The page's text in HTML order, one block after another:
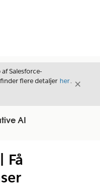
Salesforce-
flere detaljer her.
Luk
AI
Få